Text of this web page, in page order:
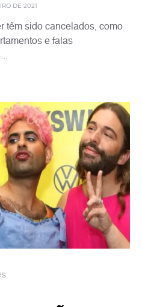
DE 2021
têm sido cancelados, como
e falas